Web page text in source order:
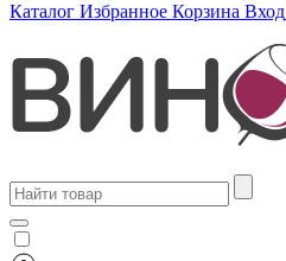
Каталог Избранное Корзина Вход